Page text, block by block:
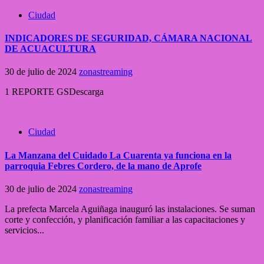
Ciudad
INDICADORES DE SEGURIDAD, CÁMARA NACIONAL
DE ACUACULTURA
30 de julio de 2024 zonastreaming
1 REPORTE GSDescarga
Ciudad
La Manzana del Cuidado La Cuarenta ya funciona en la
parroquia Febres Cordero, de la mano de Aprofe
30 de julio de 2024 zonastreaming
La prefecta Marcela Aguiñaga inauguró las instalaciones. Se suman
corte y confección, y planificación familiar a las capacitaciones y
servicios...